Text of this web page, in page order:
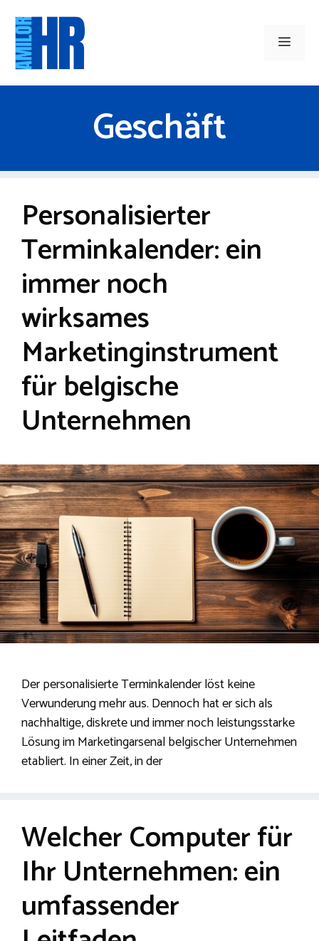
Inhalt
springen
Menü
Geschäft
Personalisierter
Terminkalender: ein
immer noch
wirksames
Marketinginstrument
für belgische
Unternehmen
Der personalisierte Terminkalender löst keine
Verwunderung mehr aus. Dennoch hat er sich als
nachhaltige, diskrete und immer noch leistungsstarke
Lösung im Marketingarsenal belgischer Unternehmen
etabliert. In einer Zeit, in der
Welcher Computer für
Ihr Unternehmen: ein
umfassender